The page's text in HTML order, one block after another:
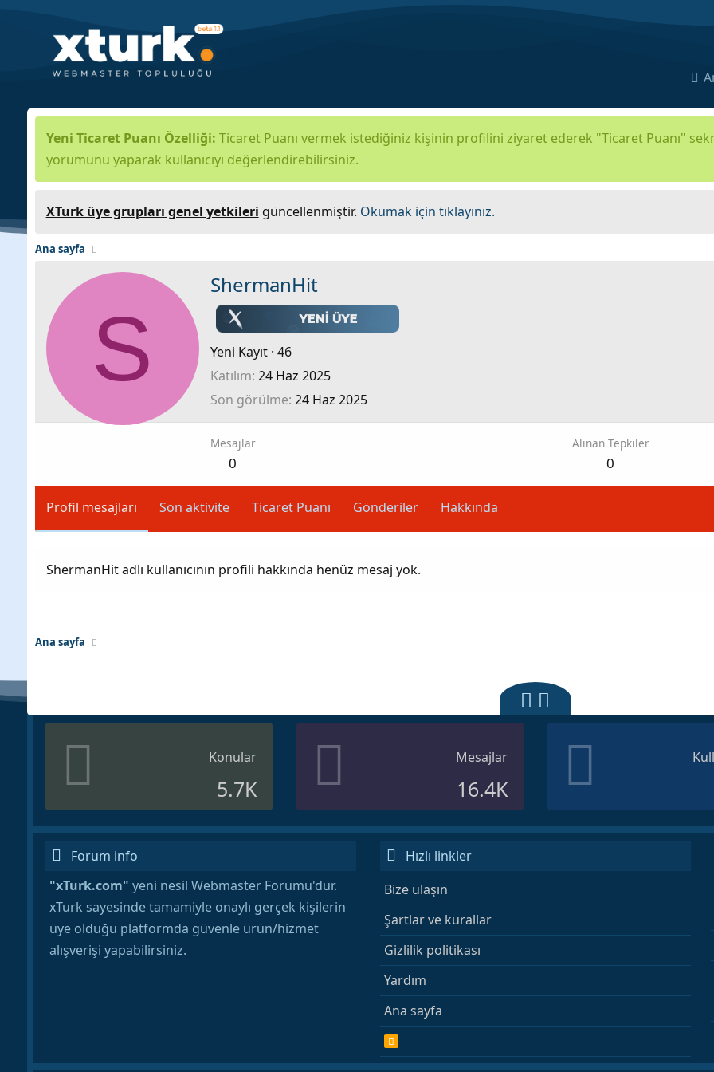
Yeni Ticaret Puanı Özelliği: Ticaret Puanı vermek istediğiniz kişinin profilini ziyaret ederek "Ticaret Puanı"
yorumunu yaparak kullanıcıyı değerlendirebilirsiniz.
XTurk üye grupları genel yetkileri güncellenmiştir. Okumak için tıklayınız.
Ana sayfa
S
ShermanHit
Yeni Kayıt · 46
Katılım 24 Haz 2025
Son görülme 24 Haz 2025
Mesajlar
0
Alınan Tepkiler
0
Profil mesajları Son aktivite Ticaret Puanı Gönderiler Hakkında
ShermanHit adlı kullanıcının profili hakkında henüz mesaj yok.
Ana sayfa
Konular
5.7K
Mesajlar
16.4K
Forum info
"xTurk.com" yeni nesil Webmaster Forumu'dur.
xTurk sayesinde tamamiyle onaylı gerçek kişilerin
üye olduğu platformda güvenle ürün/hizmet
alışverişi yapabilirsiniz.
Hızlı linkler
Bize ulaşın
Şartlar ve kurallar
Gizlilik politikası
Yardım
Ana sayfa
R
S
S